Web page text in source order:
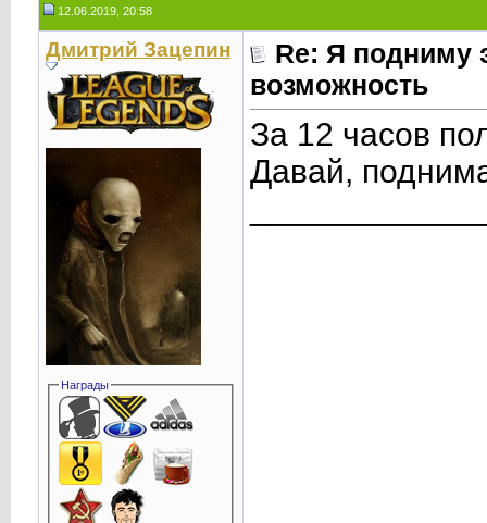
12.06.2019, 20:58
Дмитрий Зацепин
Награды
Re: Я подниму
возможность
За 12 часов
Давай,